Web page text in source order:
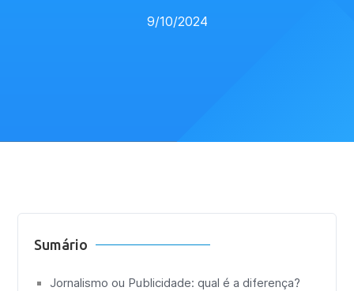
9/10/2024
Sumário
Jornalismo ou Publicidade: qual é a diferença?